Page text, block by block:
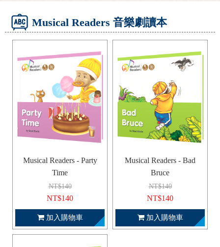
Musical Readers 音樂劇讀本
Musical Readers - Party
Time
NT$140
NT$140
加入購物車
Musical Readers - Bad
Bruce
NT$140
NT$140
加入購物車